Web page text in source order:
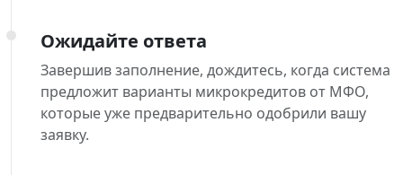
Ожидайте ответа
Завершив заполнение, дождитесь, когда система
предложит варианты микрокредитов от МФО,
которые уже предварительно одобрили вашу
заявку.